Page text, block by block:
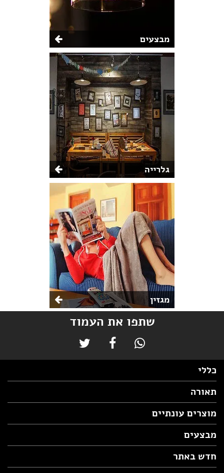
מבצעים
גלרייה
מגזין
שתפו את העמוד
כללי
תאורה
מוצרים עונתיים
מבצעים
חדש באתר